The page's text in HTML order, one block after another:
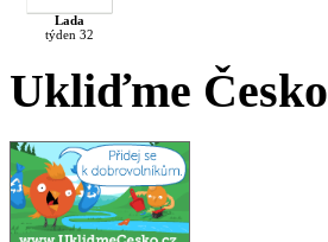
Lada
týden 32
Ukliďme Česko